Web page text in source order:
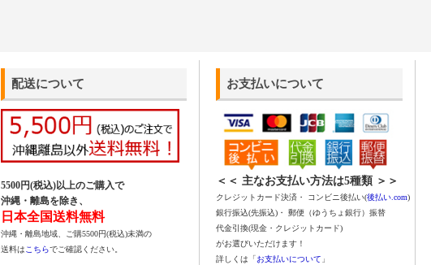
配送について
5500円(税込)以上のご購入で
沖縄・離島を除き、
日本全国送料無料
沖縄・離島地域、ご購5500円(税込)未満の
送料は こちらでご確認ください。
お支払いについて
＜＜ 主なお支払い方法は5種類 ＞＞
クレジットカード決済・ コンビニ後払い(後払い.com)
銀行振込(先振込)・ 郵便（ゆうちょ銀行）振替
代金引換(現金・クレジットカード)
がお選びいただけます！
詳しくは「お支払いについて 」